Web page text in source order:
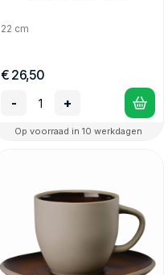
22 cm
€ 26,50
-
+
Op voorraad in 10 werkdagen